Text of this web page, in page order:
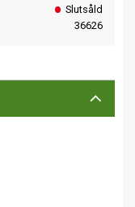
Slutsåld
36626